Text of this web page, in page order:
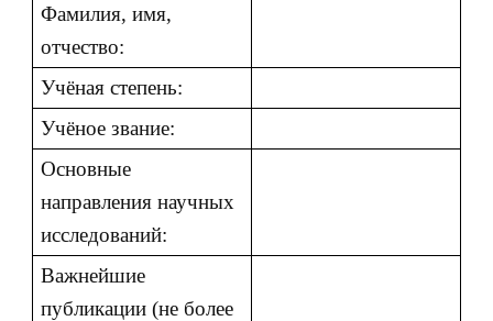
Фамилия, имя,
отчество:
Учёная степень:
Учёное звание:
Основные
направления научных
исследований:
Важнейшие
публикации (не более